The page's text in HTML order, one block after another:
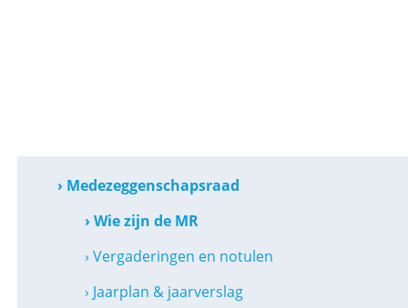
› Medezeggenschapsraad
› Wie zijn de MR
› Vergaderingen en notulen
› Jaarplan & jaarverslag